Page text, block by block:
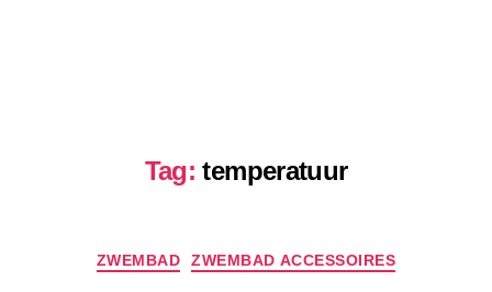
Tag: temperatuur
Categorieën
ZWEMBAD ZWEMBAD ACCESSOIRES